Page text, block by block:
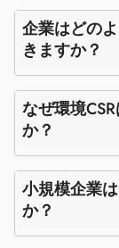
企業はどの
きますか？
なぜ環境
か？
小規模企業
か？